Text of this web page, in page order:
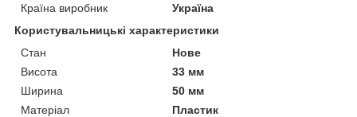
Країна виробник
Україна
Користувальницькі характеристики
Стан
Нове
Висота
33 мм
Ширина
50 мм
Матеріал
Пластик